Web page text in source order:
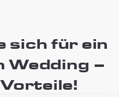
sich für ein
Wedding –